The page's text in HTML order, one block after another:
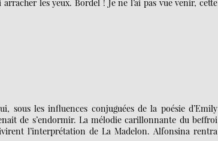
les yeux. Bordel ! Je ne l’ai pas vue venir, cette
sous les influences conjuguées de la poésie d’Emily
de s’endormir. La mélodie carillonnante du beffroi
l’interprétation de La Madelon. Alfonsina rentra